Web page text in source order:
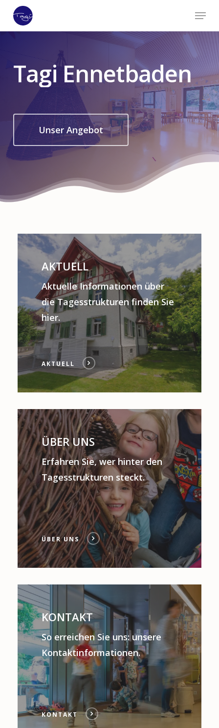
main
Menu
Tagi Ennetbaden
Unser Angebot
AKTUELL
Aktuelle Informationen über
die Tagesstrukturen finden Sie
hier.
AKTUELL
ÜBER UNS
Erfahren Sie, wer hinter den
Tagesstrukturen steckt.
ÜBER UNS
KONTAKT
So erreichen Sie uns: unsere
Kontaktinformationen.
KONTAKT
Close